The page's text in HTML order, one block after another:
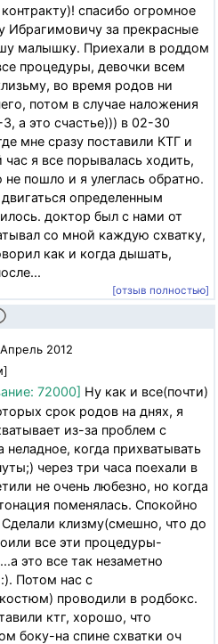
спасибо огромное
Ибрагимовичу за прекрасные
малышку. Приехали в роддом
процедуры, девочки всем
во время родов ни
потом в случае наложения
а это счастье))) в 02-30
мне сразу поставили КТГ и
я все порывалась ходить,
пошло и я улеглась обратно.
определенным
доктор был с нами от
со мной каждую схватку,
как и когда дышать,
[отзыв полностью]
2012
72000] Ну как и все(почти)
срок родов на днях, я
из-за проблем с
когда прихватывать
через три часа поехали в
не очень любезно, но когда
поменялась. Спокойно
клизму(смешно, что до
все эти процедуры-
это все так незаметно
Потом нас с
проводили в родбокс.
ктг, хорошо, что
боку-на спине схватки оч